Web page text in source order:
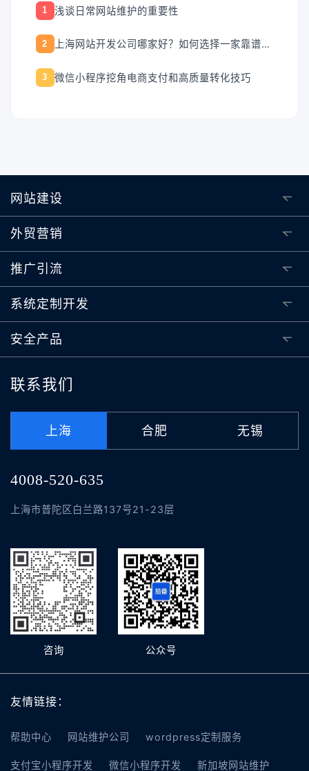
1 浅谈日常网站维护的重要性
2 上海网站开发公司哪家好？如何选择一家靠谱的上海网站开发公司？
3 微信小程序挖角电商支付和高质量转化技巧
网站建设
外贸营销
推广引流
系统定制开发
安全产品
联系我们
上海 合肥 无锡
4008-520-635
上海市普陀区白兰路137号21-23层
咨询 公众号
友情链接：
帮助中心 网站维护公司 wordpress定制服务
支付宝小程序开发 微信小程序开发 新加坡网站维护